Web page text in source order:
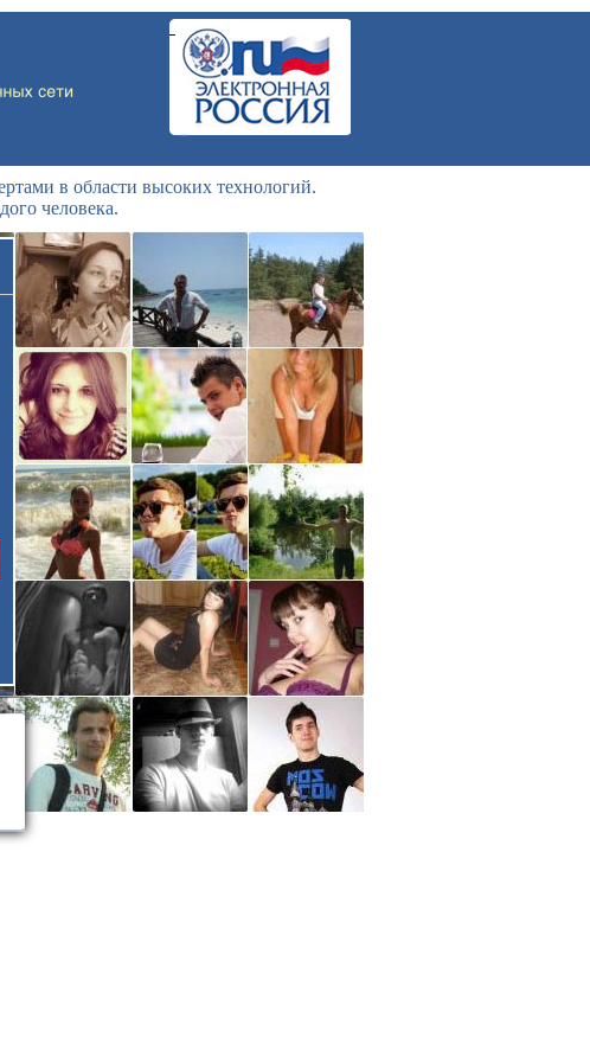
в области высоких технологий.
человека.